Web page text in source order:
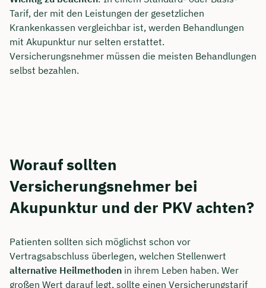
Tarif, der mit den Leistungen der gesetzlichen
Krankenkassen vergleichbar ist, werden Behandlungen
mit Akupunktur nur selten erstattet.
Versicherungsnehmer müssen die meisten Behandlungen
selbst bezahlen.
Worauf sollten
Versicherungsnehmer bei
Akupunktur und der PKV achten?
Patienten sollten sich möglichst schon vor
Vertragsabschluss überlegen, welchen Stellenwert
alternative Heilmethoden in ihrem Leben haben. Wer
großen Wert darauf legt, sollte einen Versicherungstarif
Jetzt persönliches
Christian Bulik sichern 🤝
Wir beraten dich Montag bis Freitag von 8 bis